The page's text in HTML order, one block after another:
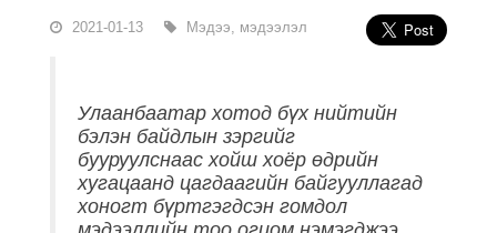
2021-01-13 Мэдээ, мэдээлэл
Улаанбаатар хотод бүх нийтийн
бэлэн байдлын зэргийг
бууруулснаас хойш хоёр өдрийн
хугацаанд цагдаагийн байгууллагад
хоногт бүртгэгдсэн гомдол